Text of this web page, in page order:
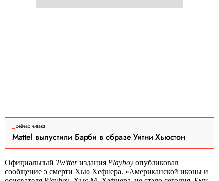
сейчас читают
Mattel выпустили Барби в образе Уитни Хьюстон
Официальный Twitterиздания Playboy опубликовал
сообщение о смерти Хью Хефнера. «Американской иконы и